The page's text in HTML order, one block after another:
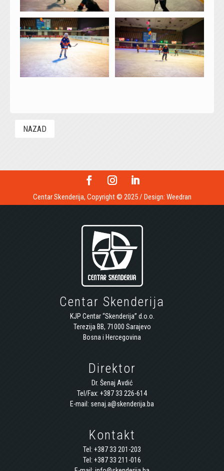
NAZAD
Centar Skenderija, Copyright © 2025 / Design: Weedran
Centar Skenderija
KJP Centar “Skenderija” d.o.o.
Terezija BB, 71000 Sarajevo
Bosna i Hercegovina
Direktor
Dr. Šenaj Avdić
Tel/Fax: +387 33 226-614
E-mail: senaj.a@skenderija.ba
Kontakt
Tel: +387 33 201-203
Tel: +387 33 211-016